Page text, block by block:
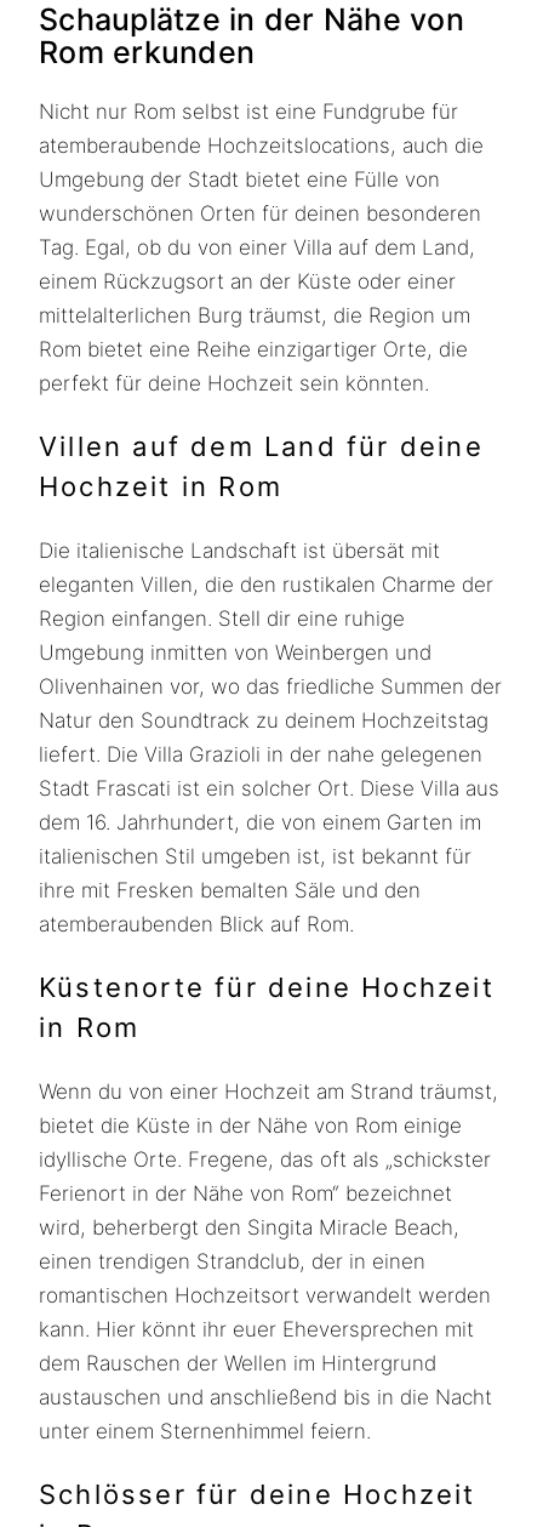
Schauplätze in der Nähe von
Rom erkunden
Nicht nur Rom selbst ist eine Fundgrube für
atemberaubende Hochzeitslocations, auch die
Umgebung der Stadt bietet eine Fülle von
wunderschönen Orten für deinen besonderen
Tag. Egal, ob du von einer Villa auf dem Land,
einem Rückzugsort an der Küste oder einer
mittelalterlichen Burg träumst, die Region um
Rom bietet eine Reihe einzigartiger Orte, die
perfekt für deine Hochzeit sein könnten.
Villen auf dem Land für deine
Hochzeit in Rom
Die italienische Landschaft ist übersät mit
eleganten Villen, die den rustikalen Charme der
Region einfangen. Stell dir eine ruhige
Umgebung inmitten von Weinbergen und
Olivenhainen vor, wo das friedliche Summen der
Natur den Soundtrack zu deinem Hochzeitstag
liefert. Die Villa Grazioli in der nahe gelegenen
Stadt Frascati ist ein solcher Ort. Diese Villa aus
dem 16. Jahrhundert, die von einem Garten im
italienischen Stil umgeben ist, ist bekannt für
ihre mit Fresken bemalten Säle und den
atemberaubenden Blick auf Rom.
Küstenorte für deine Hochzeit
in Rom
Wenn du von einer Hochzeit am Strand träumst,
bietet die Küste in der Nähe von Rom einige
idyllische Orte. Fregene, das oft als „schickster
Ferienort in der Nähe von Rom“ bezeichnet
wird, beherbergt den Singita Miracle Beach,
einen trendigen Strandclub, der in einen
romantischen Hochzeitsort verwandelt werden
kann. Hier könnt ihr euer Eheversprechen mit
dem Rauschen der Wellen im Hintergrund
austauschen und anschließend bis in die Nacht
unter einem Sternenhimmel feiern.
Schlösser für deine Hochzeit